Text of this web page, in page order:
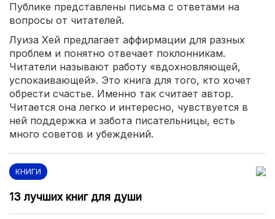
Публике представлены письма с ответами на
вопросы от читателей.
Луиза Хей предлагает аффирмации для разных
проблем и понятно отвечает поклонникам.
Читатели называют работу «вдохновляющей,
успокаивающей». Это книга для того, кто хочет
обрести счастье. Именно так считает автор.
Читается она легко и интересно, чувствуется в
ней поддержка и забота писательницы, есть
много советов и убеждений.
КНИГИ
13 лучших книг для души